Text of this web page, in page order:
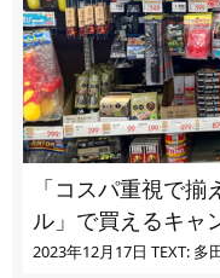
「コスパ重視で揃えた
ル」で買えるキャ
2023年12月17日 TEXT: 多